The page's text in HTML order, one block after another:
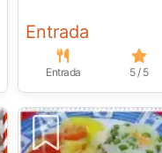
Entrada
Entrada 5 / 5